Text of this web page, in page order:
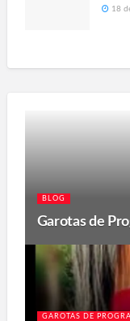
18
BLOG
Garotas de
GAROTAS DE